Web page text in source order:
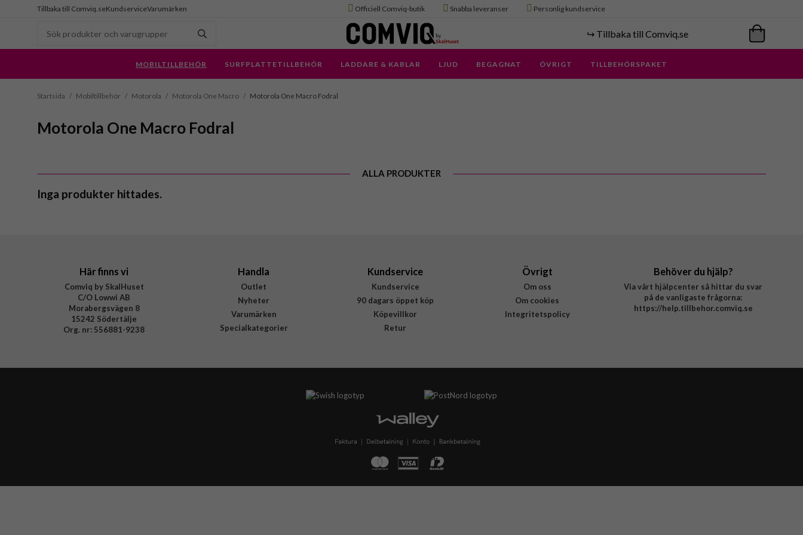
Tillbaka till Comviq.seKundserviceVarumärken Officiell Comviq-butik Snabba leveranser Personlig kundservice
↪️ Tillbaka till Comviq.se
MOBILTILLBEHÖR SURFPLATTETILLBEHÖR LADDARE & KABLAR LJUD BEGAGNAT ÖVRIGT TILLBEHÖRSPAKET
Startsida / Mobiltillbehör / Motorola / Motorola One Macro / Motorola One Macro Fodral
Motorola One Macro Fodral
ALLA PRODUKTER
Inga produkter hittades.
Här finns vi
Comviq by SkalHuset
C/O Lowwi AB
Morabergsvägen 8
15242 Södertälje
Org. nr: 556881-9238
Handla
Outlet
Nyheter
Varumärken
Specialkategorier
Kundservice
Kundservice
90 dagars öppet köp
Köpevillkor
Retur
Övrigt
Om oss
Om cookies
Integritetspolicy
Behöver du hjälp?
Via vårt hjälpcenter så hittar du svar
på de vanligaste frågorna:
https://help.tillbehor.comviq.se